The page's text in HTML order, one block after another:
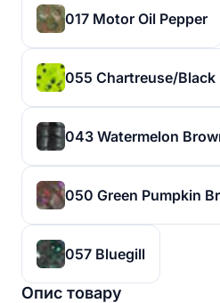
017 Motor Oil Pepper
055 Chartreuse/Black
043 Watermelon
050 Green Pumpkin
057 Bluegill
Опис товару